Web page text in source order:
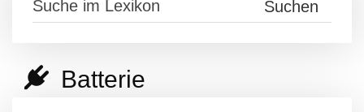
Batterie